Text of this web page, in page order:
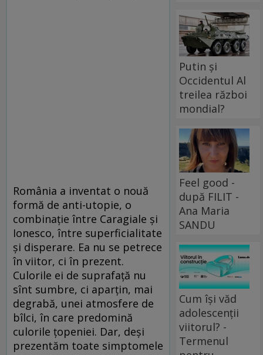
România a inventat o nouă
formă de anti-utopie, o
combinație între Caragiale și
Ionesco, între superficialitate
și disperare. Ea nu se petrece
în viitor, ci în prezent.
Culorile ei de suprafață nu
sînt sumbre, ci aparțin, mai
degrabă, unei atmosfere de
bîlci, în care predomină
culorile țopeniei. Dar, deși
prezentăm toate simptomele
Putin și
Occidentul Al
treilea război
mondial?
Feel good -
după FILIT -
Ana Maria
SANDU
Cum își văd
adolescenții
viitorul? -
Termenul